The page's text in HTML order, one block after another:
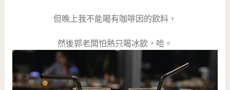
但晚上我不能喝有咖啡因的飲料，
然後郭老闆怕熱只喝冰飲，哈。